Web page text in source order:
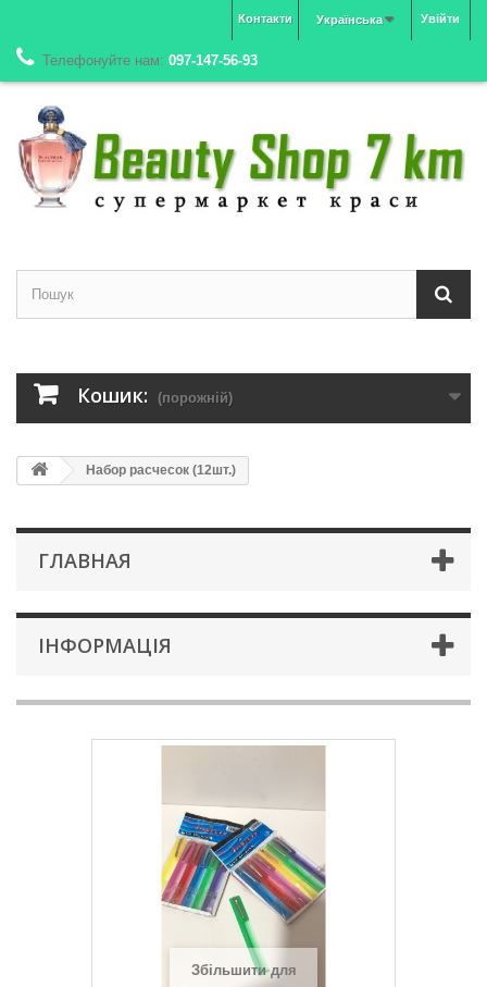
Увійти
Українська
Контакти
Телефонуйте нам: 097-147-56-93
Кошик: (порожній)
Набор расчесок (12шт.)
ГЛАВНАЯ
ІНФОРМАЦІЯ
Збільшити для